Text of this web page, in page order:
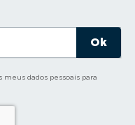
dados pessoais para